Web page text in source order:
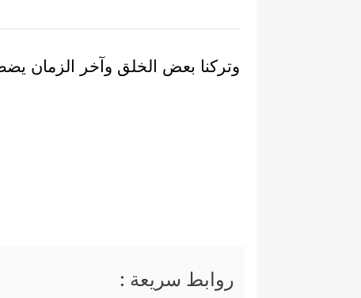
وتركنا بعض الخلق وآخر الزمان
روابط سريعة :